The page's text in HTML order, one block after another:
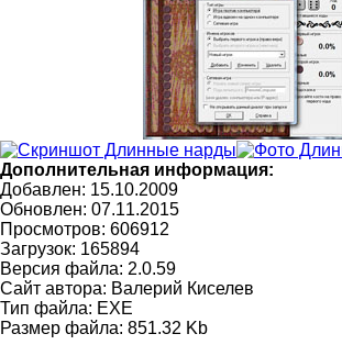
Дополнительная информация:
Добавлен: 15.10.2009
Обновлен: 07.11.2015
Просмотров: 606912
Загрузок: 165894
Версия файла: 2.0.59
Сайт автора: Валерий Киселев
Тип файла: EXE
Размер файла: 851.32 Kb